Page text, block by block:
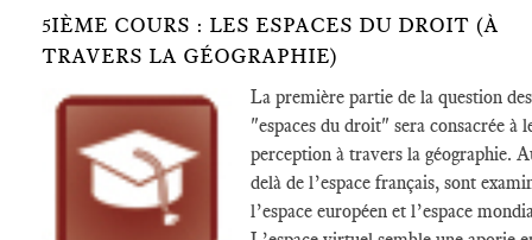
5IÈME COURS : LES ESPACES DU DROIT (À
TRAVERS LA GÉOGRAPHIE)
La première partie de la question des
"espaces du droit" sera consacrée à
perception à travers la géographie.
delà de l’espace français, sont
l’espace européen et l’espace